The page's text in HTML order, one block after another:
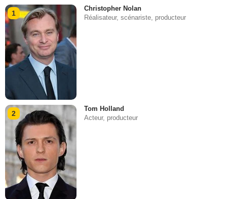
1
Christopher Nolan
Réalisateur, scénariste, producteur
2
Tom Holland
Acteur, producteur